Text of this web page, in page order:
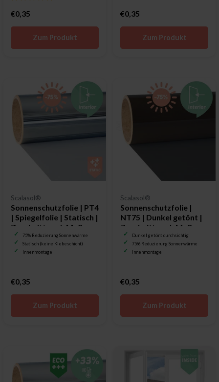
€0,35
Zum Produkt
€0,35
Zum Produkt
Scalasol®
Sonnenschutzfolie | PT4
| Spiegelfolie | Statisch |
Zuschnitt nach Maß
75% Reduzierung Sonnenwärme
Statisch (keine Klebeschicht)
Innenmontage
€0,35
Zum Produkt
Scalasol®
Sonnenschutzfolie |
NT75 | Dunkel getönt |
Zuschnitt nach Maß
Dunkel getönt durchsichtig
75% Reduzierung Sonnenwärme
Innenmontage
€0,35
Zum Produkt